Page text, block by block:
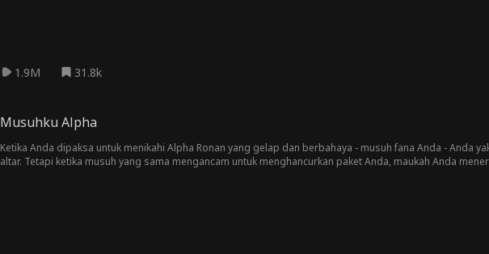
1.9M 31.8k
Musuhku Alpha
Ketika Anda dipaksa untuk menikahi Alpha Ronan yang gelap dan berbahaya - musuh fana Anda - Anda
altar. Tetapi ketika musuh yang sama mengancam untuk menghancurkan paket Anda, maukah Anda